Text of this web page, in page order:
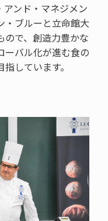
ンド・マネジメン
・ブルーと立命館大
ので、創造力豊かな
ーバル化が進む食の
しています。